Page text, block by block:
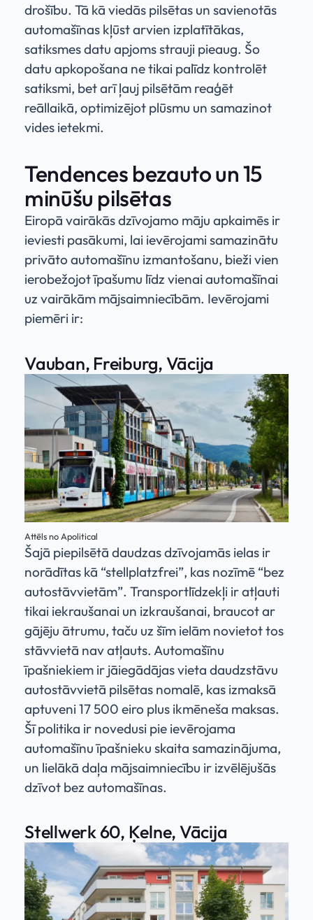
drošību. Tā kā viedās pilsētas un savienotās
automašīnas kļūst arvien izplatītākas,
satiksmes datu apjoms strauji pieaug. Šo
datu apkopošana ne tikai palīdz kontrolēt
satiksmi, bet arī ļauj pilsētām reaģēt
reāllaikā, optimizējot plūsmu un samazinot
vides ietekmi.
Tendences bezauto un 15
minūšu pilsētas
Eiropā vairākās dzīvojamo māju apkaimēs ir
ieviesti pasākumi, lai ievērojami samazinātu
privāto automašīnu izmantošanu, bieži vien
ierobežojot īpašumu līdz vienai automašīnai
uz vairākām mājsaimniecībām. Ievērojami
piemēri ir:
Vauban, Freiburg, Vācija
Attēls no Apolitical
Šajā piepilsētā daudzas dzīvojamās ielas ir
norādītas kā “stellplatzfrei”, kas nozīmē “bez
autostāvvietām”. Transportlīdzekļi ir atļauti
tikai iekraušanai un izkraušanai, braucot ar
gājēju ātrumu, taču uz šīm ielām novietot tos
stāvvietā nav atļauts. Automašīnu
īpašniekiem ir jāiegādājas vieta daudzstāvu
autostāvvietā pilsētas nomalē, kas izmaksā
aptuveni 17 500 eiro plus ikmēneša maksas.
Šī politika ir novedusi pie ievērojama
automašīnu īpašnieku skaita samazinājuma,
un lielākā daļa mājsaimniecību ir izvēlējušās
dzīvot bez automašīnas.
Stellwerk 60, Ķelne, Vācija